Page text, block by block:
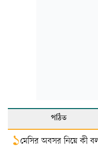
পঠিত
১মেসির অবসর নিয়ে কী